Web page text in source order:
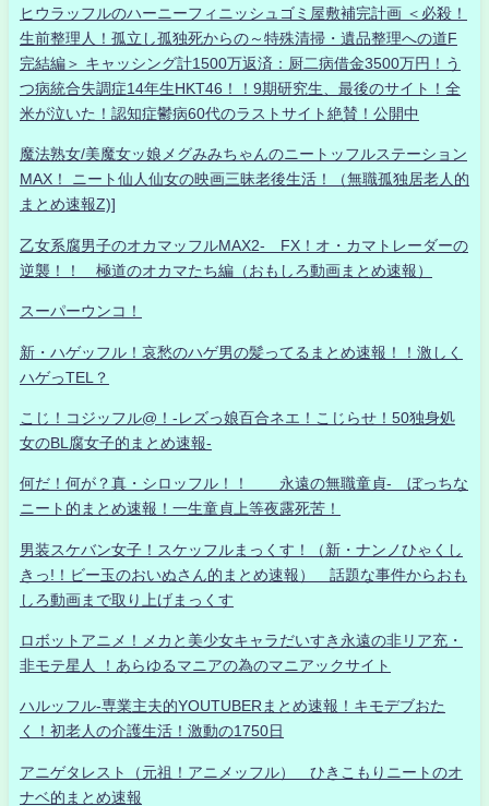
ヒウラッフルのハーニーフィニッシュゴミ屋敷補完計画 ＜必殺！
生前整理人！孤立し孤独死からの～特殊清掃・遺品整理への道F
完結編＞ キャッシング計1500万返済：厨二病借金3500万円！う
つ病統合失調症14年生HKT46！！9期研究生、最後のサイト！全
米が泣いた！認知症鬱病60代のラストサイト絶賛！公開中
魔法熟女/美魔女ッ娘メグみみちゃんのニートッフルステーション
MAX！ ニート仙人仙女の映画三昧老後生活！（無職孤独居老人的
まとめ速報Z)]
乙女系腐男子のオカマッフルMAX2- FX！オ・カマトレーダーの
逆襲！！ 極道のオカマたち編（おもしろ動画まとめ速報）
スーパーウンコ！
新・ハゲッフル！哀愁のハゲ男の髪ってるまとめ速報！！激しく
ハゲっTEL？
こじ！コジッフル@！-レズっ娘百合ネエ！こじらせ！50独身処
女のBL腐女子的まとめ速報-
何だ！何が？真・シロッフル！！ 永遠の無職童貞- ぼっちな
ニート的まとめ速報！一生童貞上等夜露死苦！
男装スケバン女子！スケッフルまっくす！（新・ナンノひゃくし
きっ!！ビー玉のおいぬさん的まとめ速報） 話題な事件からおも
しろ動画まで取り上げまっくす
ロボットアニメ！メカと美少女キャラだいすき永遠の非リア充・
非モテ星人 ！あらゆるマニアの為のマニアックサイト
ハルッフル-専業主夫的YOUTUBERまとめ速報！キモデブおた
く！初老人の介護生活！激動の1750日
アニゲタレスト（元祖！アニメッフル） ひきこもりニートのオ
ナベ的まとめ速報